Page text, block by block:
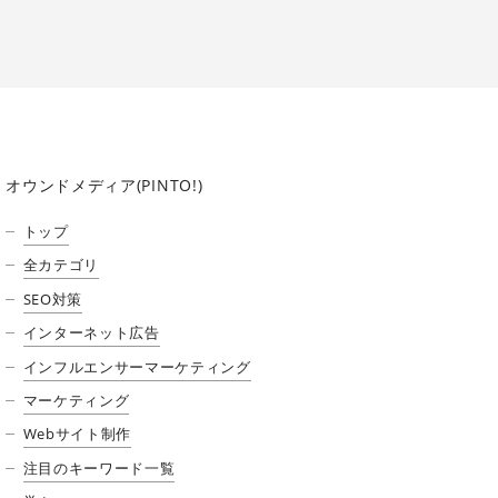
オウンドメディア(PINTO!)
トップ
全カテゴリ
SEO対策
インターネット広告
インフルエンサーマーケティング
マーケティング
Webサイト制作
注目のキーワード一覧